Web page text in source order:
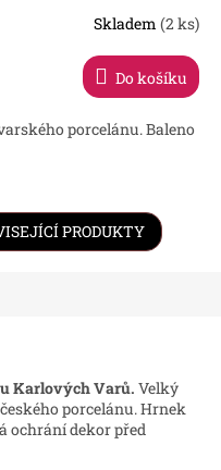
Skladem (2 ks)
Do košíku
porcelánu. Baleno
PRODUKTY
Karlových Varů. Velký
porcelánu. Hrnek
ochrání dekor před